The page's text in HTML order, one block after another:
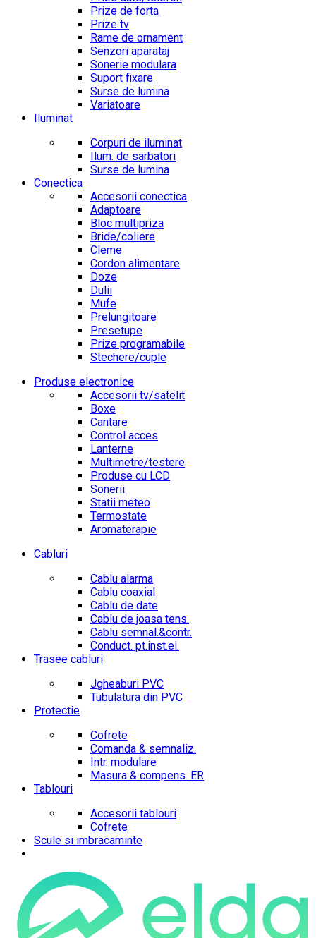
Prize de forta
Prize tv
Rame de ornament
Senzori aparataj
Sonerie modulara
Suport fixare
Surse de lumina
Variatoare
Iluminat
Corpuri de iluminat
Ilum. de sarbatori
Surse de lumina
Conectica
Accesorii conectica
Adaptoare
Bloc multipriza
Bride/coliere
Cleme
Cordon alimentare
Doze
Dulii
Mufe
Prelungitoare
Presetupe
Prize programabile
Stechere/cuple
Produse electronice
Accesorii tv/satelit
Boxe
Cantare
Control acces
Lanterne
Multimetre/testere
Produse cu LCD
Sonerii
Statii meteo
Termostate
Aromaterapie
Cabluri
Cablu alarma
Cablu coaxial
Cablu de date
Cablu de joasa tens.
Cablu semnal.&contr.
Conduct. pt.inst.el.
Trasee cabluri
Jgheaburi PVC
Tubulatura din PVC
Protectie
Cofrete
Comanda & semnaliz.
Intr. modulare
Masura & compens. ER
Tablouri
Accesorii tablouri
Cofrete
Scule si imbracaminte